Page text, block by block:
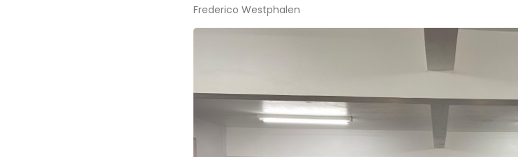
Frederico Westphalen